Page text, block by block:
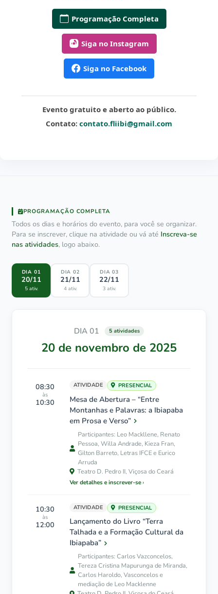
Programação Completa
Siga no Instagram
Siga no Facebook
Evento gratuito e aberto ao público.
Contato: contato.fliibi@gmail.com
PROGRAMAÇÃO COMPLETA
Todos os dias e horários do evento, para você se organizar.
Para se inscrever, clique na atividade ou vá até Inscreva-se
nas atividades, logo abaixo.
DIA 01
20/11
5 ativ.
DIA 02
21/11
4 ativ.
DIA 03
22/11
3 ativ.
DIA 01 5 atividades
20 de novembro de 2025
08:30
às
10:30
ATIVIDADE PRESENCIAL
Mesa de Abertura – “Entre
Montanhas e Palavras: a Ibiapaba
em Prosa e Verso”
Participantes: Leo Mackllene, Renato
Pessoa, Willa Andrade, Kieza Fran,
Gilton Barreto, Letras IFCE e Eurico
Arruda
Teatro D. Pedro II, Viçosa do Ceará
Ver detalhes e inscrever-se
10:30
às
12:00
ATIVIDADE PRESENCIAL
Lançamento do Livro “Terra
Talhada e a Formação Cultural da
Ibiapaba”
Participantes: Carlos Vazconcelos,
Tereza Cristina Mapurunga de Miranda,
Carlos Haroldo, Vasconcelos e
mediação de Leo Macklenne